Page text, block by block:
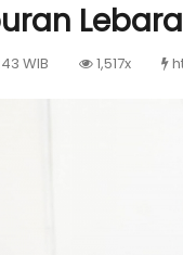
WIB 1,517x